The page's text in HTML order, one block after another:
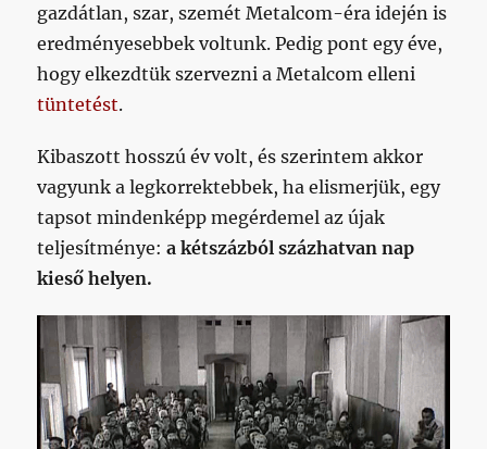
gazdátlan, szar, szemét Metalcom-éra idején is
eredményesebbek voltunk. Pedig pont egy éve,
hogy elkezdtük szervezni a Metalcom elleni
tüntetést.
Kibaszott hosszú év volt, és szerintem akkor
vagyunk a legkorrektebbek, ha elismerjük, egy
tapsot mindenképp megérdemel az újak
teljesítménye:a kétszázból százhatvan nap
kieső helyen.